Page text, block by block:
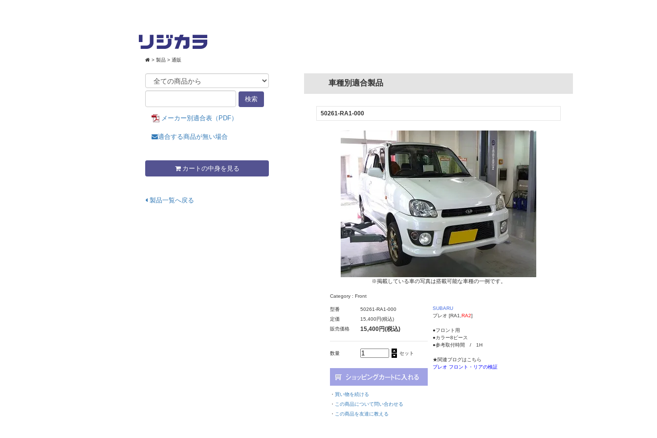
> 製品 > 通販
メーカー別適合表（PDF）
適合する商品が無い場合
カートの中身を見る
製品一覧へ戻る
車種別適合製品
50261-RA1-000
※掲載している車の写真は搭載可能な車種の一例です。
Category : Front
型番
50261-RA1-000
定価
15,400円(税込)
販売価格
15,400円(税込)
数量 セット
・ 買い物を続ける
・ この商品について問い合わせる
・ この商品を友達に教える
SUBARU
プレオ [RA1, RA2]
●フロント用
●カラー8ピース
●参考取付時間 / 1H
★関連ブログはこちら
プレオ フロント・リアの検証